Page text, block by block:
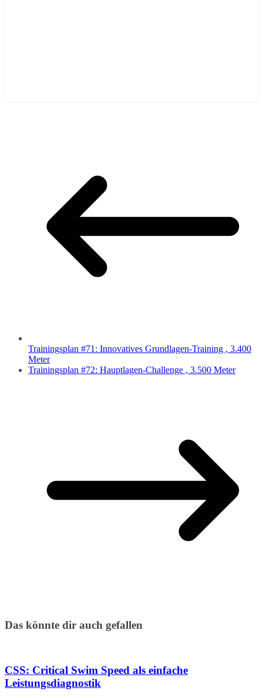
Trainingsplan #71: Innovatives Grundlagen-Training , 3.400
Meter
Trainingsplan #72: Hauptlagen-Challenge , 3.500 Meter
Das könnte dir auch gefallen
CSS: Critical Swim Speed als einfache
Leistungsdiagnostik